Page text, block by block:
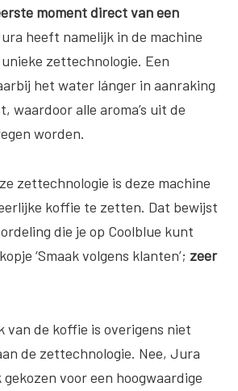
moment direct van een
heeft namelijk in de machine
zettechnologie. Een
het water lánger in aanraking
waardoor alle aroma’s uit de
worden.
zettechnologie is deze machine
koffie te zetten. Dat bewijst
die je op Coolblue kunt
‘Smaak volgens klanten’; zeer
van de koffie is overigens niet
de zettechnologie. Nee, Jura
voor een hoogwaardige